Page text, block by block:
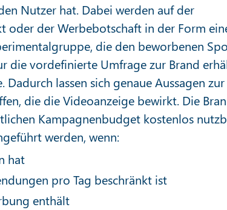
Nutzer hat. Dabei werden auf der
der Werbebotschaft in der Form
die den beworbenen
die vordefinierte Umfrage zur Brand
lassen sich genaue Aussagen zur
die die Videoanzeige bewirkt. Die
Kampagnenbudget kostenlos
werden, wenn:
hat
pro Tag beschränkt ist
enthält